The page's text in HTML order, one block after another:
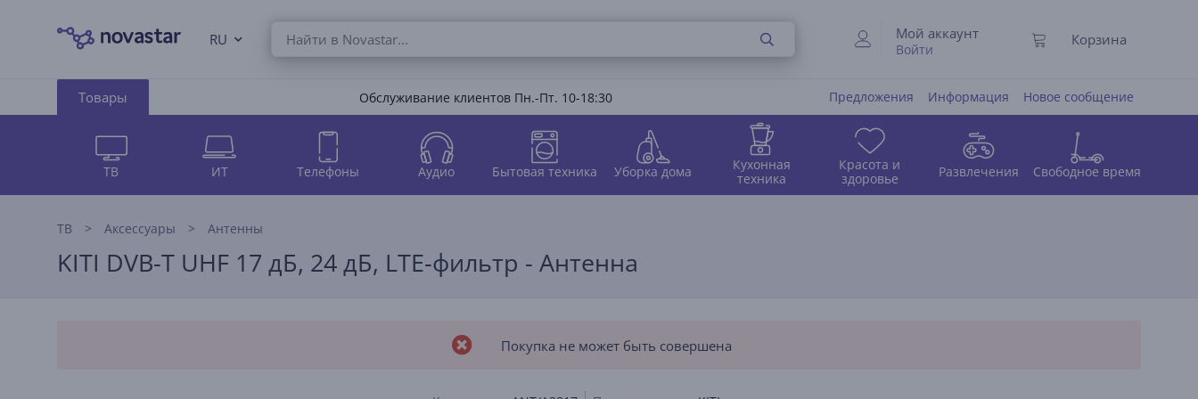
RU Мой аккаунт
Войти
Корзина
Товары Обслуживание клиентов Пн.-Пт. 10-18:30 Предложения Информация Новое сообщение
ТВ ИТ Телефоны Аудио Бытовая техника Уборка дома
Кухонная
техника
Красота и
здоровье
Развлечения Свободное время
ТВ Аксессуары Антенны
KITI DVB-T UHF 17 дБ, 24 дБ, LTE-фильтр - Антенна
Покупка не может быть совершена